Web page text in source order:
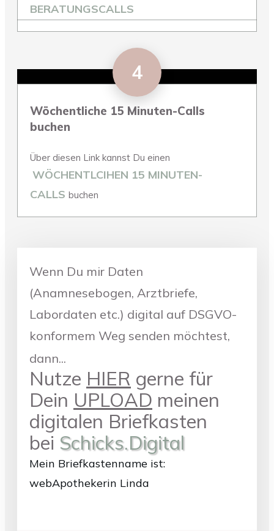
BERATUNGSCALLS
4
Wöchentliche 15 Minuten-Calls
buchen
Über diesen Link kannst Du einen
WÖCHENTLCIHEN 15 MINUTEN-
CALLS buchen
Wenn Du mir Daten
(Anamnesebogen, Arztbriefe,
Labordaten etc.) digital auf DSGVO-
konformem Weg senden möchtest,
dann...
Nutze HIER gerne für
Dein UPLOAD meinen
digitalen Briefkasten
bei Schicks.Digital
Mein Briefkastenname ist:
webApothekerin Linda